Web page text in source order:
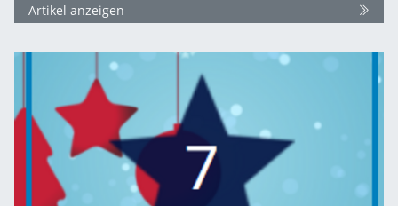
Artikel anzeigen